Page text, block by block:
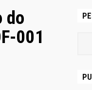
do
001